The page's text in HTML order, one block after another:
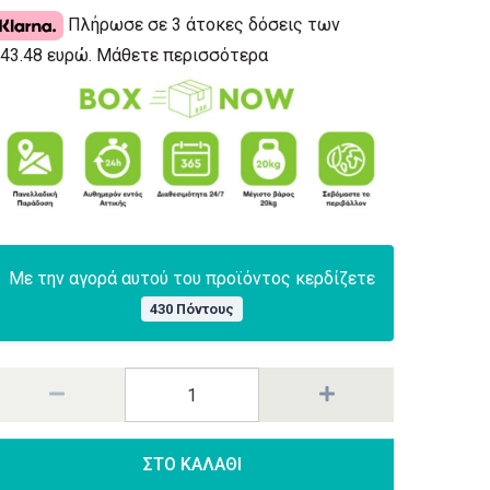
Πλήρωσε σε 3 άτοκες δόσεις των
ευρώ. Μάθετε περισσότερα
Με την αγορά αυτού του προϊόντος κερδίζετε
430 Πόντους
ΣΤΟ ΚΑΛΑΘΙ